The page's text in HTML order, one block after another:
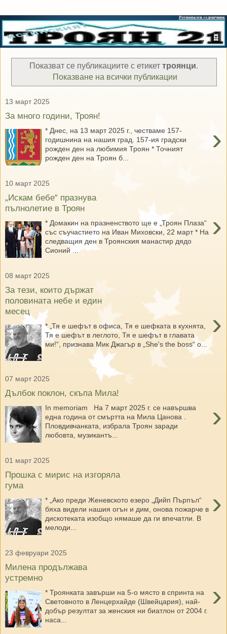
Показват се публикациите с етикет троянци.
Показване на всички публикации
13 март 2025
За много години, Троян!
›
* Днес, на 13 март 2025 г., честваме 157-
годишнина на нашия град. 157-ия градски
рожден ден на любимия Троян * Точният
рожден ден на Троян б...
10 март 2025
„Искам бебе“ празнува
пълнолетие в Троян
›
* Домакин на празненството ще е „Троян Плаза“
със съучастието на Иван Миховски, 22 март * На
следващия ден в Троянския манастир дядо
Сионий ...
08 март 2025
За тези, които държат
половината небе и един
месец
›
* „Тя е шефът в офиса, Тя е шефката в кухнята,
Тя е шефът в леглото, Тя е шефът в главата
ми!“, признава Мик Джагър в „She's the boss“ о...
07 март 2025
Дълбок поклон, скъпа Мила!
›
In memoriam На 7 март 2025 г. се навършва
една година от смъртта на Мила Цанова .
Пловдивчанката, избрала Троян заради
любовта, музикантъ...
01 март 2025
Прошка с мирис на изгоряла
гума
›
* „Ако преди Женевското езеро „Дийп Пърпъл“
бяха видели нашия огън и дим, онова пожарче в
дискотеката изобщо нямаше да ги впечатли. В
мелоди...
23 февруари 2025
Милена продължава
устремно
›
* Троянката завърши на 5-о място в спринта на
Световното в Ленцерхайде (Швейцария), най-
добър резултат за женския ни биатлон от 2004 г.
наса...